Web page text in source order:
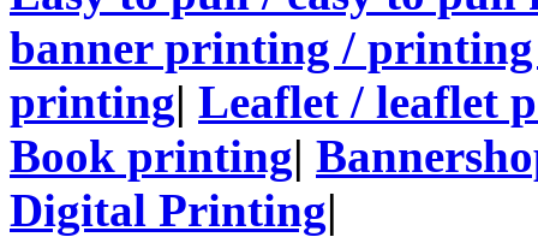
banner printing /
printing| Leaflet / leaflet
Book printing|
Digital Printing|